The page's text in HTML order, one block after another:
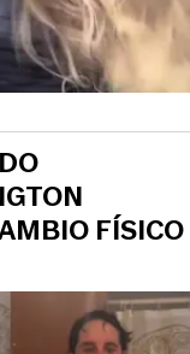
FÍSICO